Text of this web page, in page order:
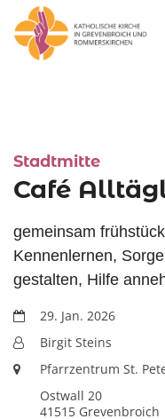
Stadtmitte:
Café
gemeinsam
Kennenlernen,
gestalten, Hilfe
Datum:29. Jan. 2026
Von:
Birgit Steins
Ort:
Pfarrzentrum St.
Ostwall 20
41515 Grevenbroich